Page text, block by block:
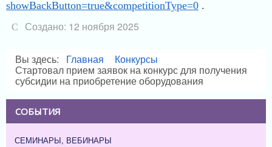
showBackButton=true&competitionType=0 .
Создано: 12 ноября 2025
Вы здесь: Главная Конкурсы
Стартовал прием заявок на конкурс для получения
субсидии на приобретение оборудования
СОБЫТИЯ
СЕМИНАРЫ, ВЕБИНАРЫ